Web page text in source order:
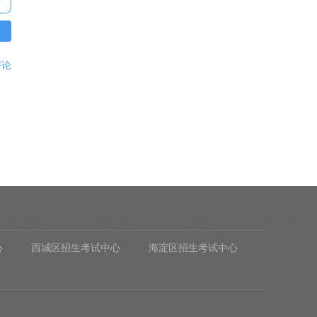
西城区招生考试中心
海淀区招生考试中心